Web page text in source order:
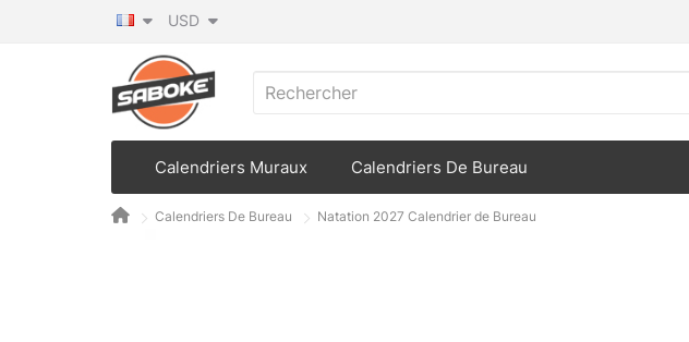
USD
Calendriers Muraux Calendriers De Bureau
Calendriers De Bureau Natation 2027 Calendrier de Bureau